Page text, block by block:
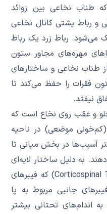
طناب نخاعی بین زوائد
و رباط پشتی کانال نخاعی
می‌شود. رباط زرد یک رباط
مهره‌های مجاور ستون
طناب نخاعی و ساختارهای
فقرات را حفظ می‌کند تا
نیفتد.
و عقب روی نخاع است که
(کم‌خونی موضعی) در ناحیه
آسیب‌ها در بخش میانی تا
به دلیل ساختار لایه‌ای
راه هرمی یا قشری نخاعی (Corticospinal Tract) که فیبرهای
جانبی مربوط به پا
اندام‌های تحتانی بیشتر